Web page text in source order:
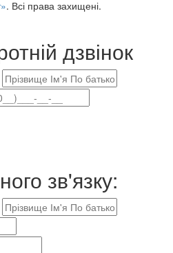
. Всі права захищені.
дзвінок
зв'язку: